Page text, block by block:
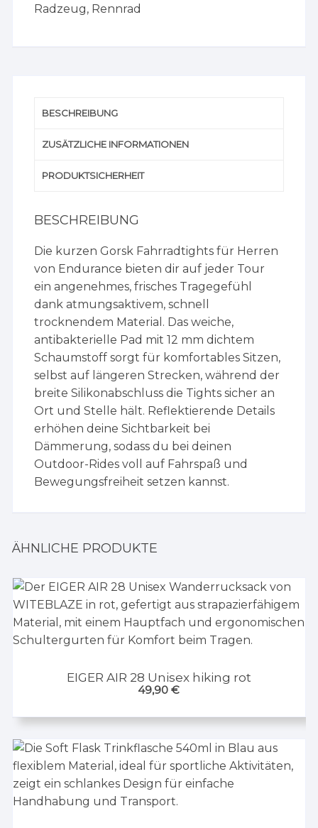
Radzeug, Rennrad
BESCHREIBUNG
ZUSÄTZLICHE INFORMATIONEN
PRODUKTSICHERHEIT
BESCHREIBUNG
Die kurzen Gorsk Fahrradtights für Herren
von Endurance bieten dir auf jeder Tour
ein angenehmes, frisches Tragegefühl
dank atmungsaktivem, schnell
trocknendem Material. Das weiche,
antibakterielle Pad mit 12 mm dichtem
Schaumstoff sorgt für komfortables Sitzen,
selbst auf längeren Strecken, während der
breite Silikonabschluss die Tights sicher an
Ort und Stelle hält. Reflektierende Details
erhöhen deine Sichtbarkeit bei
Dämmerung, sodass du bei deinen
Outdoor-Rides voll auf Fahrspaß und
Bewegungsfreiheit setzen kannst.
ÄHNLICHE PRODUKTE
EIGER AIR 28 Unisex hiking rot
49,90€